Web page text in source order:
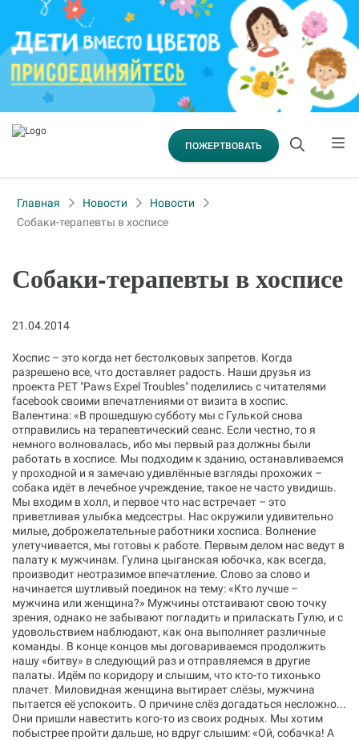
ПОЖЕРТВОВАТЬ
Главная Новости
Новости
Собаки-терапевты в хосписе
Собаки-терапевты в хосписе
21.04.2014
Хоспис – это когда нет бестолковых запретов. Когда
разрешено все, что доставляет радость. Наши друзья из
проекта PET "Paws Expel Troubles" поделились с читателями
facebook своими впечатлениями от визита в хоспис.
Валентина: «В прошедшую субботу мы с Гулькой снова
отправились на терапевтический сеанс. Если честно, то я
немного волновалась, ибо мы первый раз должны были
работать в хосписе. Мы подходим к зданию, останавливаемся
у проходной и я замечаю удивлённые взгляды прохожих –
собака идёт в лечебное учреждение, такое не часто увидишь.
Мы входим в холл, и первое что нас встречает – это
приветливая улыбка медсестры. Нас окружили удивительно
милые, доброжелательные работники хосписа. Волнение
улетучивается, мы готовы к работе. Первым делом нас ведут в
палату к мужчинам. Гулина цыганская юбочка, как всегда,
производит неотразимое впечатление. Слово за слово и
начинается шутливый поединок на тему: «Кто лучше –
мужчина или женщина?» Мужчины отстаивают свою точку
зрения, однако не забывают погладить и приласкать Гулю, и с
удовольствием наблюдают, как она выполняет различные
команды. В конце концов мы договариваемся продолжить
нашу «битву» в следующий раз и отправляемся в другие
палаты. Идём по коридору и слышим, что кто-то тихонько
плачет. Миловидная женщина вытирает слёзы, мужчина
пытается её успокоить. О причине слёз догадаться несложно...
Они пришли навестить кого-то из своих родных. Мы хотим
побыстрее пройти дальше, но вдруг слышим: «Ой, собачка! А